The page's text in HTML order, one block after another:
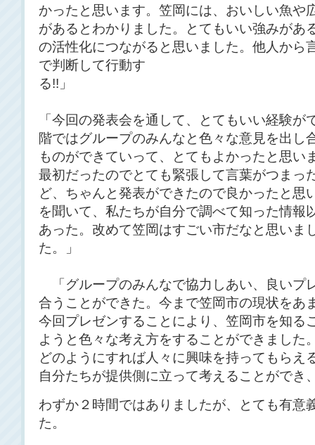
かったと思います。笠岡には、おいしい魚や
があるとわかりました。とてもいい強みがあ
の活性化につながると思いました。他人から
で判断して行動す
る!!
「今回の発表会を通して、とてもいい経験
階ではグループのみんなと色々な意見を出し
ものができていって、とてもよかったと思い
最初だったのでとても緊張して言葉がつまっ
ど、ちゃんと発表ができたので良かったと思
を聞いて、私たちが自分で調べて知った情報
あった。改めて笠岡はすごい市だなと思いま
た
「グループのみんなで協力しあい、良いプ
合うことができた。今まで笠岡市の現状をあ
今回プレゼンすることにより、笠岡市を知る
ようと色々な考え方をすることができました
どのようにすれば人々に興味を持ってもらえ
自分たちが提供側に立って考えることができ
わずか２時間ではありましたが、とても有意
た